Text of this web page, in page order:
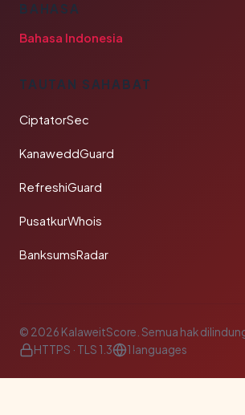
BAHASA
Bahasa Indonesia
TAUTAN SAHABAT
CiptatorSec
KanaweddGuard
RefreshiGuard
PusatkurWhois
BanksumsRadar
© 2026 KalaweitScore. Semua hak
HTTPS · TLS 1.3
1 languages